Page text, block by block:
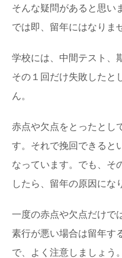
そんな疑問があると思い
では即、留年にはなりま
学校には、中間テスト、
その１回だけ失敗したと
ん。
赤点や欠点をとったとし
す。それで挽回できると
なっています。でも、そ
したら、留年の原因にな
一度の赤点や欠点だけで
素行が悪い場合は留年す
で、よく注意しましょう。